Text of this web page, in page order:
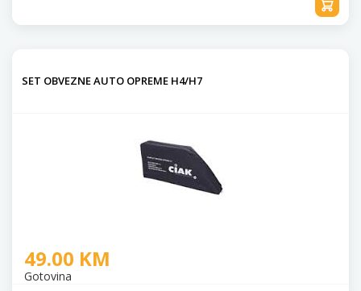
SET OBVEZNE AUTO OPREME H4/H7
49.00 KM
Gotovina